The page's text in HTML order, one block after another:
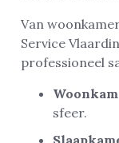
Van
Service
professioneel
sfeer.